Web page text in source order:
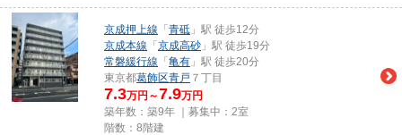
京成押上線 「 青砥 」駅 徒歩12分
京成本線 「 京成高砂 」駅 徒歩19分
常磐緩行線 「 亀有 」駅 徒歩20分
東京都葛飾区青戸 ７丁目
7.3万円～7.9万円
築年数：築9年 ｜募集中： 2室
階数：8階建